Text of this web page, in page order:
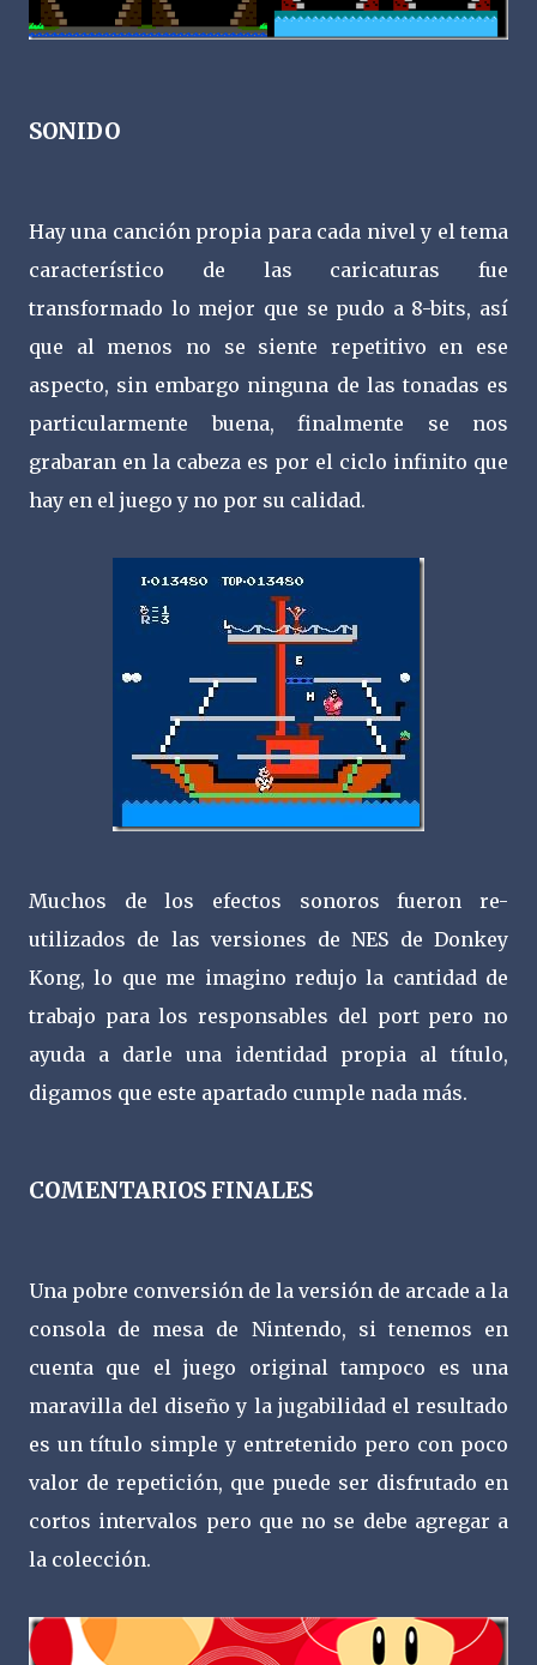
SONIDO
Hay una canción propia para cada nivel y el tema
característico de las caricaturas fue
transformado lo mejor que se pudo a 8-bits, así
que al menos no se siente repetitivo en ese
aspecto, sin embargo ninguna de las tonadas es
particularmente buena, finalmente se nos
grabaran en la cabeza es por el ciclo infinito que
hay en el juego y no por su calidad.
Muchos de los efectos sonoros fueron re-
utilizados de las versiones de NES de Donkey
Kong, lo que me imagino redujo la cantidad de
trabajo para los responsables del port pero no
ayuda a darle una identidad propia al título,
digamos que este apartado cumple nada más.
COMENTARIOS FINALES
Una pobre conversión de la versión de arcade a la
consola de mesa de Nintendo, si tenemos en
cuenta que el juego original tampoco es una
maravilla del diseño y la jugabilidad el resultado
es un título simple y entretenido pero con poco
valor de repetición, que puede ser disfrutado en
cortos intervalos pero que no se debe agregar a
la colección.